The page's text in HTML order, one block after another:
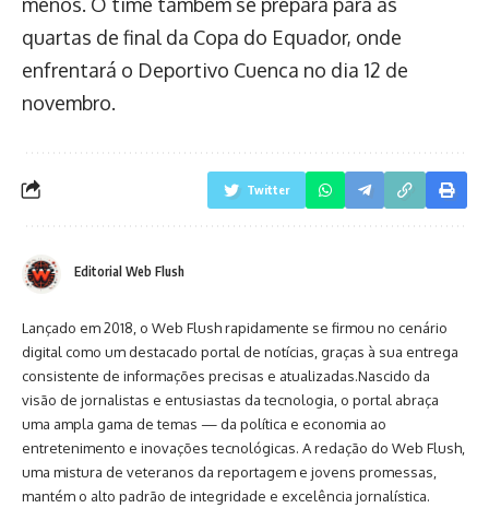
quartas de final da Copa do Equador, onde
enfrentará o Deportivo Cuenca no dia 12 de
novembro.
Twitter
Editorial Web Flush
Lançado em 2018, o Web Flush rapidamente se firmou no cenário
digital como um destacado portal de notícias, graças à sua entrega
consistente de informações precisas e atualizadas.Nascido da
visão de jornalistas e entusiastas da tecnologia, o portal abraça
uma ampla gama de temas — da política e economia ao
entretenimento e inovações tecnológicas. A redação do Web Flush,
uma mistura de veteranos da reportagem e jovens promessas,
mantém o alto padrão de integridade e excelência jornalística.